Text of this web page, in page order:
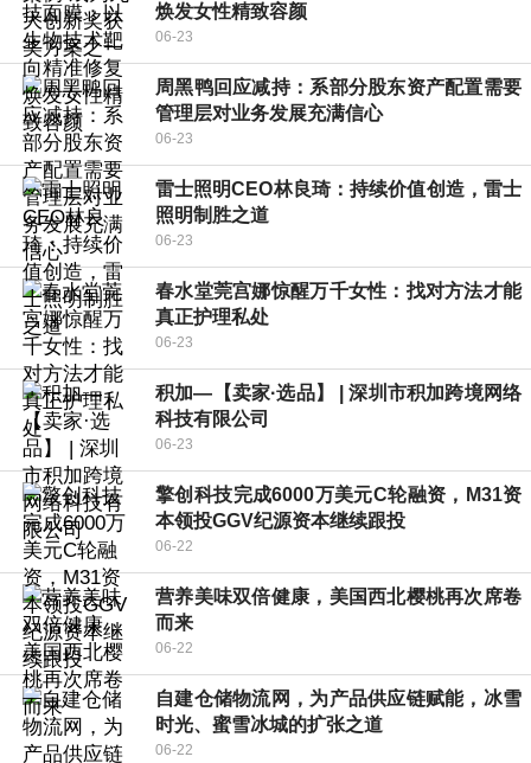
焕发女性精致容颜
06-23
周黑鸭回应减持：系部分股东资产配置需要
管理层对业务发展充满信心
06-23
雷士照明CEO林良琦：持续价值创造，雷士
照明制胜之道
06-23
春水堂莞宫娜惊醒万千女性：找对方法才能
真正护理私处
06-23
积加—【卖家·选品】 | 深圳市积加跨境网络
科技有限公司
06-23
擎创科技完成6000万美元C轮融资，M31资
本领投GGV纪源资本继续跟投
06-22
营养美味双倍健康，美国西北樱桃再次席卷
而来
06-22
自建仓储物流网，为产品供应链赋能，冰雪
时光、蜜雪冰城的扩张之道
06-22